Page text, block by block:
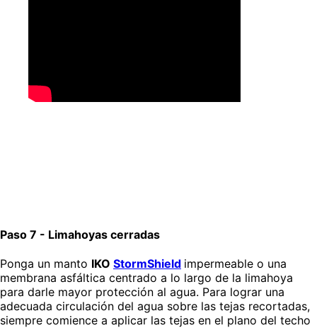
Paso 7 - Limahoyas cerradas
Ponga un manto IKO StormShield impermeable o una
membrana asfáltica centrado a lo largo de la limahoya
para darle mayor protección al agua. Para lograr una
adecuada circulación del agua sobre las tejas recortadas,
siempre comience a aplicar las tejas en el plano del techo